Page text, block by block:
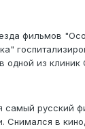
фильмов
одной из
самый русский
Снимался в